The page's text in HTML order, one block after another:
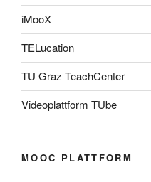
iMooX
TELucation
TU Graz TeachCenter
Videoplattform TUbe
MOOC PLATTFORM